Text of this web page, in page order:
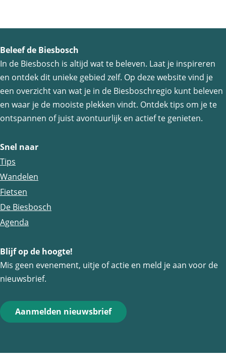
d
e
z
p
g
i
n
a
o
p
a
c
e
o
o
d
e
z
e
p
g
n
o
-
m
a
l
d
e
z
p
h
a
A
p
Beleef de Biesbosch
In de Biesbosch is altijd wat te beleven. Laat je inspireren
en ontdek dit unieke gebied zelf. Op deze website vind je
een overzicht van wat je in de Biesboschregio kunt beleven
en waar je de mooiste plekken vindt. Ontdek tips om je te
ontspannen of juist avontuurlijk en actief te genieten.
Snel naar
Tips
Wandelen
Fietsen
De Biesbosch
Agenda
Blijf op de hoogte!
Mis geen evenement, uitje of actie en meld je aan voor de
nieuwsbrief.
Aanmelden nieuwsbrief